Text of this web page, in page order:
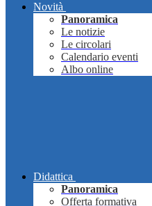
Novità
Panoramica
Le notizie
Le circolari
Calendario eventi
Albo online
Didattica
Panoramica
Offerta formativa